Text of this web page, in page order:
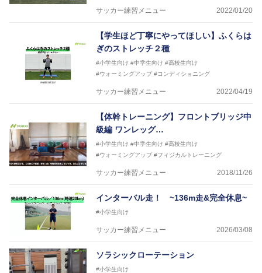
サッカー練習メニュー 2022/01/20
【学生ほど丁寧にやってほしい】ふくらは
ぎのストレッチ２種
#小学生向け #中学生向け #高校生向け
#ウォーミングアップ #コンディショニング
サッカー練習メニュー 2022/04/19
【体幹トレーニング】フロントブリッジ中
級編 ワンレッグ…
#小学生向け #中学生向け #高校生向け
#ウォーミングアップ #フィジカルトレーニング
サッカー練習メニュー 2018/11/26
インターバル走！ ~136m走&完全休息~
#小学生向け
サッカー練習メニュー 2026/03/08
ソラシックローテーション
#小学生向け